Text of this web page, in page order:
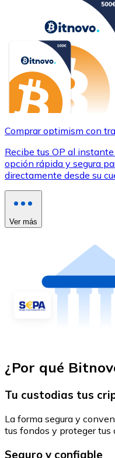
Comprar optimism con
Recibe tus OP al
opción rápida y segura
directamente desde su
Ver más
¿Por qué
Tu custodias tus
La forma segura y
tus fondos y proteger tus
Seguro y confiable